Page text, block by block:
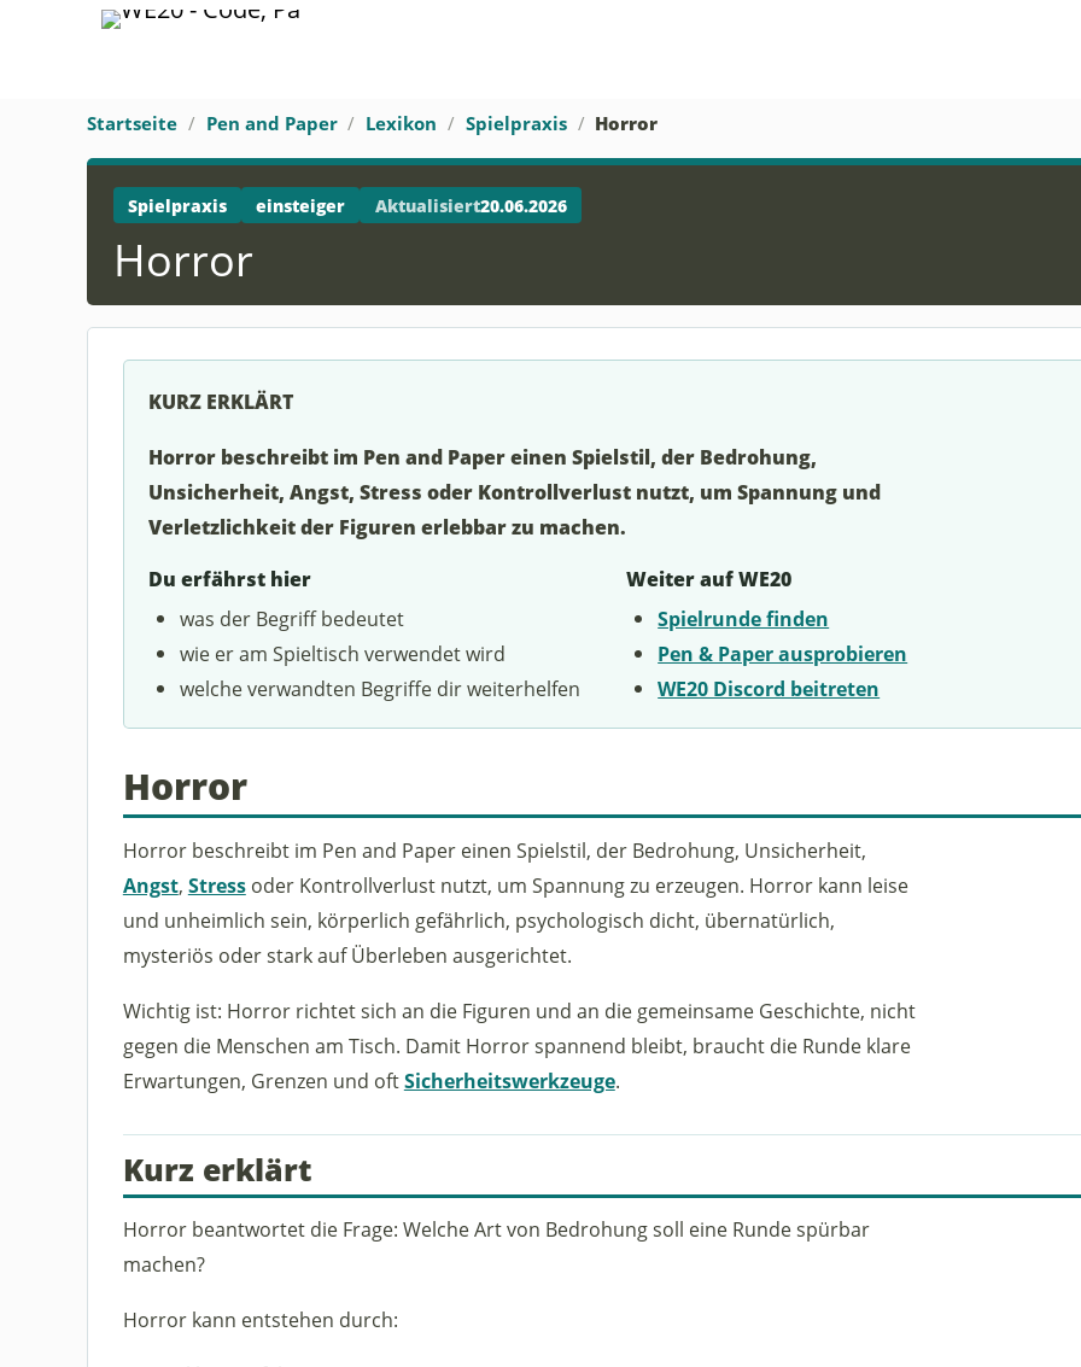
Startseite Pen and Paper Lexikon Spielpraxis Horror
Spielpraxis einsteiger Aktualisiert20.06.2026
Horror
KURZ ERKLÄRT
Horror beschreibt im Pen and Paper einen Spielstil, der Bedrohung,
Unsicherheit, Angst, Stress oder Kontrollverlust nutzt, um Spannung und
Verletzlichkeit der Figuren erlebbar zu machen.
Du erfährst hier
was der Begriff bedeutet
wie er am Spieltisch verwendet wird
welche verwandten Begriffe dir weiterhelfen
Weiter auf WE20
Spielrunde finden
Pen & Paper ausprobieren
WE20 Discord beitreten
Horror
Horror beschreibt im Pen and Paper einen Spielstil, der Bedrohung, Unsicherheit,
Angst, Stressoder Kontrollverlust nutzt, um Spannung zu erzeugen. Horror kann leise
und unheimlich sein, körperlich gefährlich, psychologisch dicht, übernatürlich,
mysteriös oder stark auf Überleben ausgerichtet.
Wichtig ist: Horror richtet sich an die Figuren und an die gemeinsame Geschichte, nicht
gegen die Menschen am Tisch. Damit Horror spannend bleibt, braucht die Runde klare
Erwartungen, Grenzen und oftSicherheitswerkzeuge.
Kurz erklärt
Horror beantwortet die Frage: Welche Art von Bedrohung soll eine Runde spürbar
machen?
Horror kann entstehen durch: